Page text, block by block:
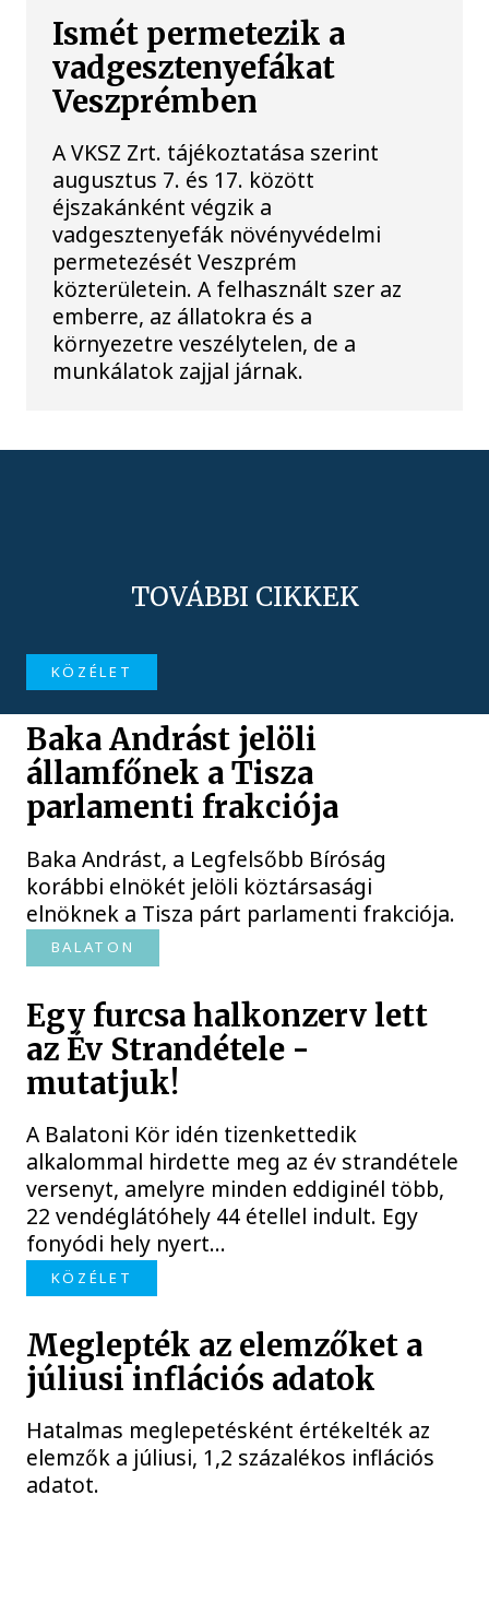
Ismét permetezik a
vadgesztenyefákat
Veszprémben
A VKSZ Zrt. tájékoztatása szerint
augusztus 7. és 17. között
éjszakánként végzik a
vadgesztenyefák növényvédelmi
permetezését Veszprém
közterületein. A felhasznált szer az
emberre, az állatokra és a
környezetre veszélytelen, de a
munkálatok zajjal járnak.
TOVÁBBI CIKKEK
KÖZÉLET
Baka Andrást jelöli
államfőnek a Tisza
parlamenti frakciója
Baka Andrást, a Legfelsőbb Bíróság
korábbi elnökét jelöli köztársasági
elnöknek a Tisza párt parlamenti frakciója.
BALATON
Egy furcsa halkonzerv lett
az Év Strandétele -
mutatjuk!
A Balatoni Kör idén tizenkettedik
alkalommal hirdette meg az év strandétele
versenyt, amelyre minden eddiginél több,
22 vendéglátóhely 44 étellel indult. Egy
fonyódi hely nyert...
KÖZÉLET
Meglepték az elemzőket a
júliusi inflációs adatok
Hatalmas meglepetésként értékelték az
elemzők a júliusi, 1,2 százalékos inflációs
adatot.